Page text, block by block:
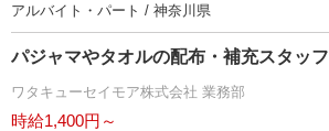
アルバイト・パート / 神奈川県
パジャマやタオルの配布・補充スタッフ
ワタキューセイモア株式会社 業務部
時給1,400円～